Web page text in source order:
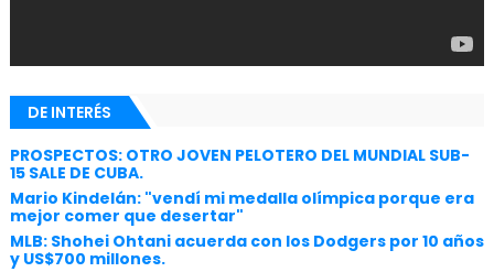
DE INTERÉS
PROSPECTOS: OTRO JOVEN PELOTERO DEL MUNDIAL SUB-
15 SALE DE CUBA.
Mario Kindelán: "vendí mi medalla olímpica porque era
mejor comer que desertar"
MLB: Shohei Ohtani acuerda con los Dodgers por 10 años
y US$700 millones.